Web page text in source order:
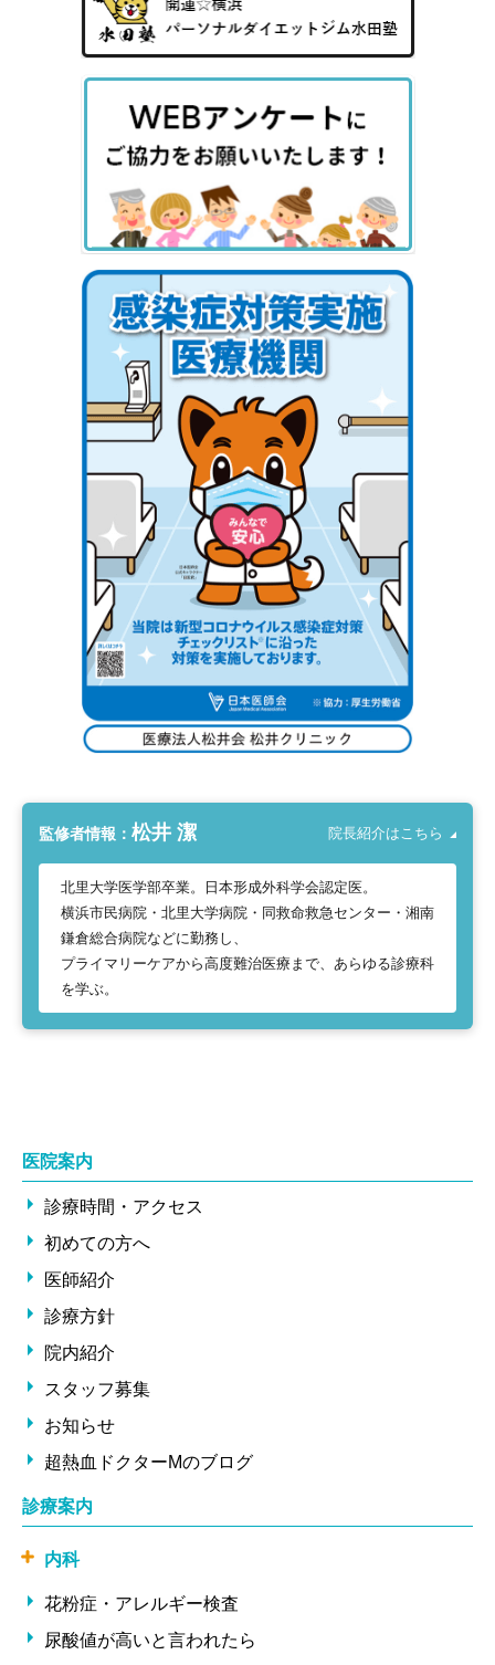
監修者情報： 松井 潔 院長紹介はこちら
北里大学医学部卒業。日本形成外科学会認定医。
横浜市民病院・北里大学病院・同救命救急センター・湘南
鎌倉総合病院などに勤務し、
プライマリーケアから高度難治医療まで、あらゆる診療科
を学ぶ。
医院案内
診療時間・アクセス
初めての方へ
医師紹介
診療方針
院内紹介
スタッフ募集
お知らせ
超熱血ドクターMのブログ
診療案内
内科
花粉症・アレルギー検査
尿酸値が高いと言われたら